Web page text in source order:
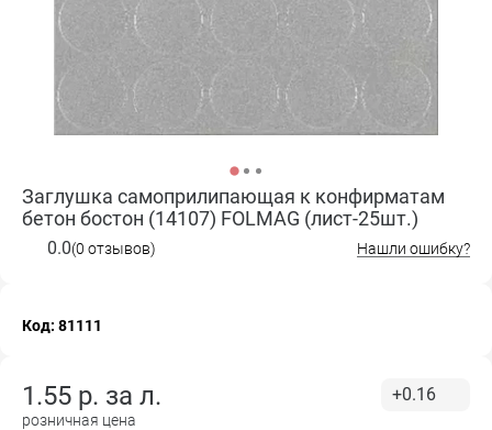
Заглушка самоприлипающая к конфирматам
бетон бостон (14107) FOLMAG (лист-25шт.)
0.0(0 отзывов) Нашли ошибку?
Код: 81111
1.55 р. за л.
розничная цена
+0.16